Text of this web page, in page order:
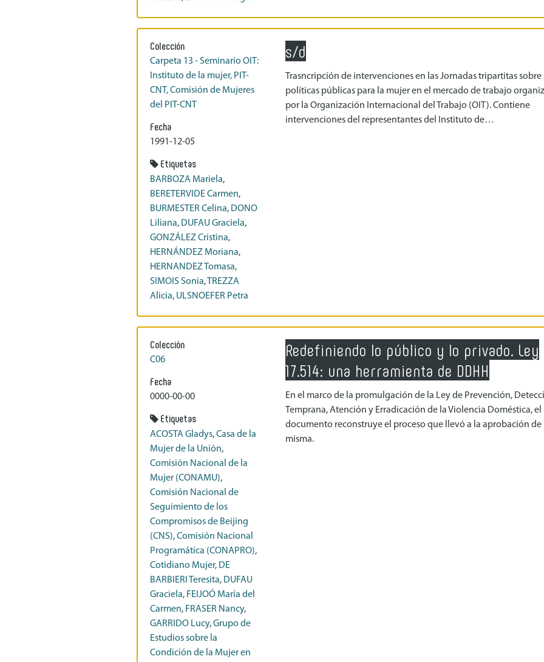
Colección
Carpeta 13 - Seminario OIT:
Instituto de la mujer, PIT-
CNT, Comisión de Mujeres
del PIT-CNT
Fecha
1991-12-05
Etiquetas
BARBOZA Mariela,
BERETERVIDE Carmen,
BURMESTER Celina, DONO
Liliana, DUFAU Graciela,
GONZÁLEZ Cristina,
HERNÁNDEZ Moriana,
HERNANDEZ Tomasa,
SIMOIS Sonia,TREZZA
Alicia, ULSNOEFER Petra
s/d
Trasncripción de intervenciones en las Jornadas tripartitas sobre
políticas públicas para la mujer en el mercado de trabajo
por la Organización Internacional del Trabajo (OIT). Contiene
intervenciones del representantes del Instituto de…
Colección
C06
Fecha
0000-00-00
Etiquetas
ACOSTA Gladys,Casa de la
Mujer de la Unión,
Comisión Nacional de la
Mujer (CONAMU),
Comisión Nacional de
Seguimiento de los
Compromisos de Beijing
(CNS),Comisión Nacional
Programática (CONAPRO),
Cotidiano Mujer, DE
BARBIERI Teresita, DUFAU
Graciela, FEIJOÓ María del
Carmen, FRASER Nancy,
GARRIDO Lucy,Grupo de
Estudios sobre la
Condición de la Mujer en
Redefiniendo lo público y lo privado. Ley
17.514: una herramienta de DDHH
En el marco de la promulgación de la Ley de Prevención,
Temprana, Atención y Erradicación de la Violencia Doméstica, el
documento reconstruye el proceso que llevó a la aprobación de
misma.